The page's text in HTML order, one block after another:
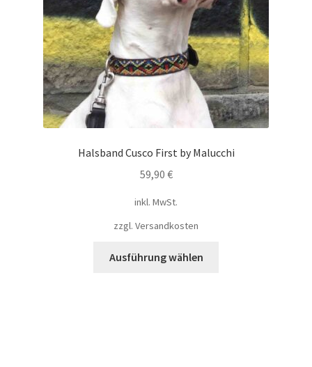
Halsband Cusco First by Malucchi
59,90 €
inkl. MwSt.
zzgl. Versandkosten
Ausführung wählen